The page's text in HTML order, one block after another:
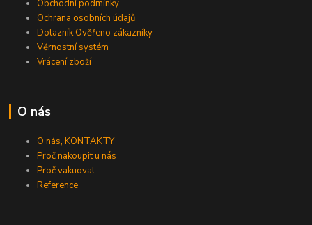
Obchodní podmínky
Ochrana osobních údajů
Dotazník Ověřeno zákazníky
Věrnostní systém
Vrácení zboží
O nás
O nás, KONTAKTY
Proč nakoupit u nás
Proč vakuovat
Reference